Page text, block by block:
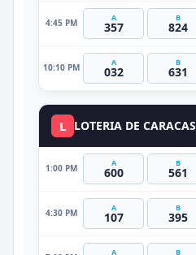
4:45 PM A
357
B
824
10:10 PM A
032
B
631
L LOTERIA DE CARACAS
1:00 PM A
600
B
561
4:30 PM A
107
B
395
A B